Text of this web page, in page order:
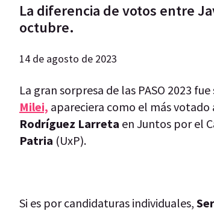
La diferencia de votos entre
octubre.
14 de agosto de 2023
La gran sorpresa de las PASO 2023
Milei, apareciera como el más
Rodríguez Larreta en Juntos por el
Patria (UxP).
Si es por candidaturas individuales,